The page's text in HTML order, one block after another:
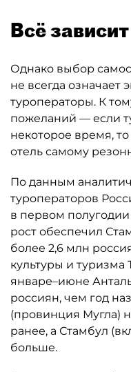
Всё
Однако выбор
не всегда
туроператоры. К
пожеланий — если
некоторое время,
отель самому
По данным
туроператоров
в первом полугодии
рост обеспечил
более 2,6 млн
культуры и туризма
январе–июне
россиян, чем год
(провинция Мугла)
ранее, а Стамбул
больше.